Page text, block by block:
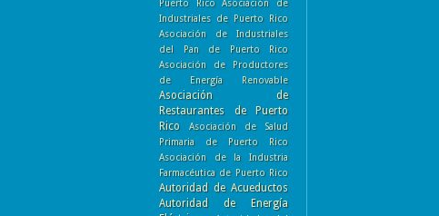
Puerto Rico
Asociación de
Industriales de Puerto Rico
Asociación de Industriales
del Pan de Puerto Rico
Asociación de Productores
de Energía Renovable
Asociación de
Restaurantes de Puerto
Rico
Asociación de Salud
Primaria de Puerto Rico
Asociación de la Industria
Farmacéutica de Puerto Rico
Autoridad de Acueductos
Autoridad de Energía